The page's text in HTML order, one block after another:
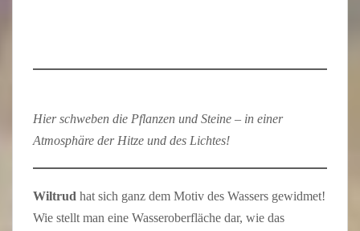
Hier schweben die Pflanzen und Steine – in einer
Atmosphäre der Hitze und des Lichtes!
Wiltrud hat sich ganz dem Motiv des Wassers gewidmet!
Wie stellt man eine Wasseroberfläche dar, wie das